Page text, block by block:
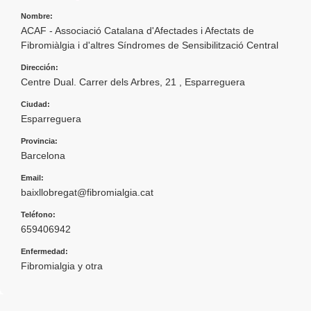
Nombre:
ACAF - Associació Catalana d'Afectades i Afectats de
Fibromiàlgia i d'altres Síndromes de Sensibilització Central
Dirección:
Centre Dual. Carrer dels Arbres, 21 , Esparreguera
Ciudad:
Esparreguera
Provincia:
Barcelona
Email:
baixllobregat@fibromialgia.cat
Teléfono:
659406942
Enfermedad:
Fibromialgia y otra